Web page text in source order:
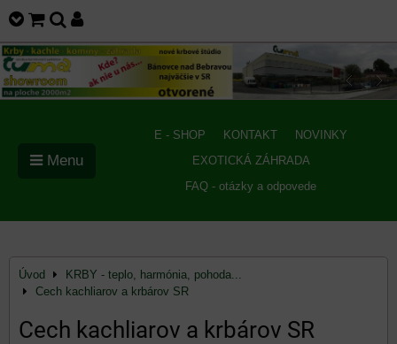
E - SHOP KONTAKT
NOVINKY
EXOTICKÁ ZÁHRADA
FAQ - otázky a odpovede
Menu
Úvod
KRBY - teplo, harmónia, pohoda...
Cech kachliarov a krbárov SR
Cech kachliarov a krbárov SR